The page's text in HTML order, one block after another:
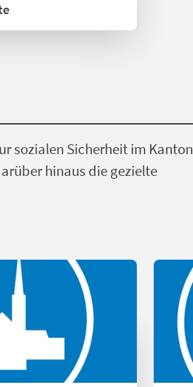
sozialen Sicherheit im Kanton
hinaus die gezielte